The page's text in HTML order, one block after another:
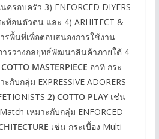
รอบครัว 3) ENFORCED DIYERS
ท้อนตัวตน และ 4) ARHITECT &
รพื้นที่เพื่อตอบสนองการใช้งาน
ารวางกลยุทธ์พัฒนาสินค้าภายใต้ 4
COTTO MASTERPIECE อาทิ กระ
กับกลุ่ม EXPRESSIVE ADORERS
2) COTTO PLAY เช่น
เหมาะกับกลุ่ม ENFORCED
เช่น กระเบื้อง Multi